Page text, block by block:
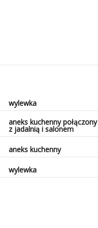
wylewka
aneks kuchenny połączony
z jadalnią i salonem
aneks kuchenny
wylewka